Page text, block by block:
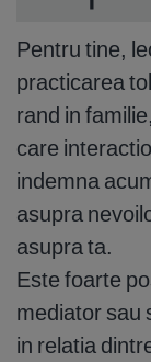
Pentru tine,
practicarea
rand in
care
indemna
asupra
asupra ta.
Este foarte
mediator sau
in relatia